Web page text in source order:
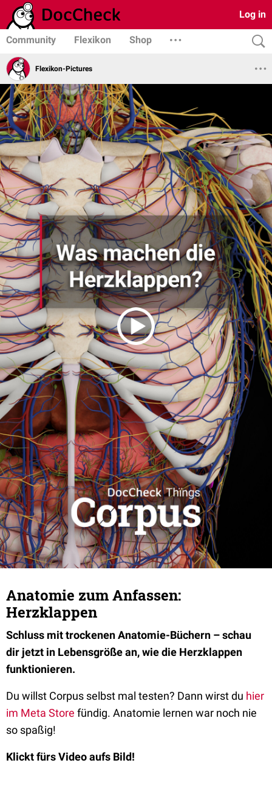
Log in
Community Flexikon Shop
Flexikon-Pictures
Anatomie zum Anfassen:
Herzklappen
Schluss mit trockenen Anatomie-Büchern – schau
dir jetzt in Lebensgröße an, wie die Herzklappen
funktionieren.
Du willst Corpus selbst mal testen? Dann wirst du hier
im Meta Store fündig. Anatomie lernen war noch nie
so spaßig!
Klickt fürs Video aufs Bild!